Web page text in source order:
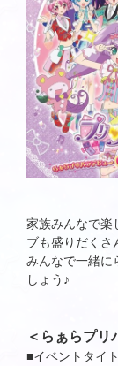
家族みんなで楽
ブも盛りだくさ
みんなで一緒に
しょう♪
＜らぁらプリ
■イベントタイ